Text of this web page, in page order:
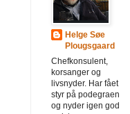
Helge Søe
Plougsgaard
Chefkonsulent,
korsanger og
livsnyder. Har fået
styr på podegraen
og nyder igen god